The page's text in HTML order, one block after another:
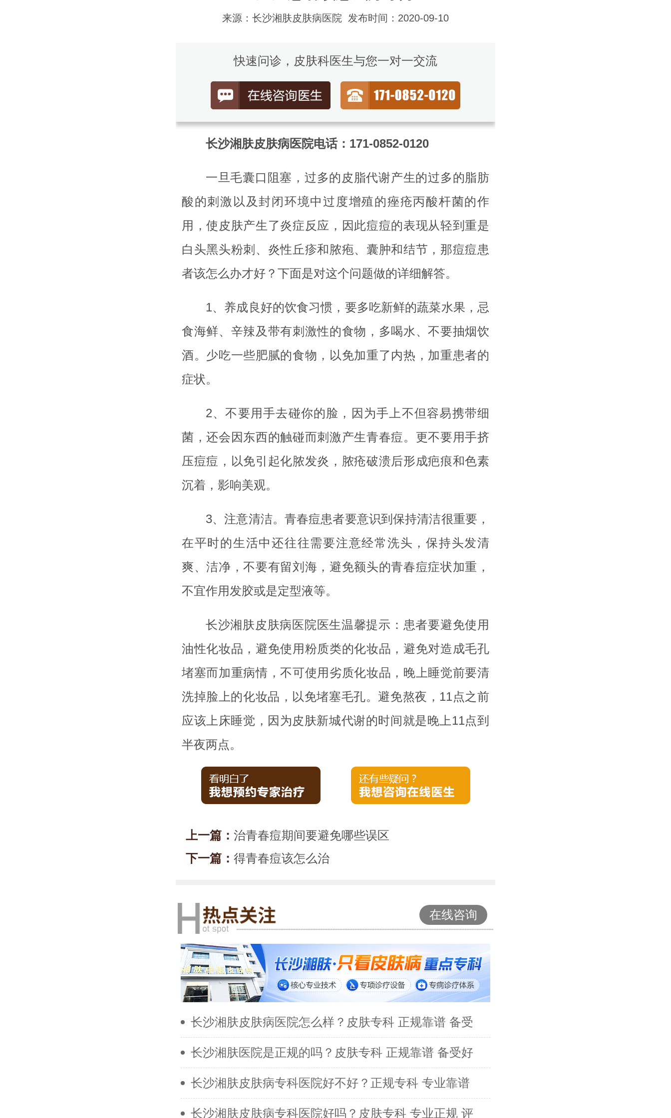
来源：长沙湘肤皮肤病医院 发布时间：2020-09-10
快速问诊，皮肤科医生与您一对一交流
长沙湘肤皮肤病医院电话：171-0852-0120
一旦毛囊口阻塞，过多的皮脂代谢产生的过多的脂肪
酸的刺激以及封闭环境中过度增殖的痤疮丙酸杆菌的作
用，使皮肤产生了炎症反应，因此痘痘的表现从轻到重是
白头黑头粉刺、炎性丘疹和脓疱、囊肿和结节，那痘痘患
者该怎么办才好？下面是对这个问题做的详细解答。
1、养成良好的饮食习惯，要多吃新鲜的蔬菜水果，忌
食海鲜、辛辣及带有刺激性的食物，多喝水、不要抽烟饮
酒。少吃一些肥腻的食物，以免加重了内热，加重患者的
症状。
2、不要用手去碰你的脸，因为手上不但容易携带细
菌，还会因东西的触碰而刺激产生青春痘。更不要用手挤
压痘痘，以免引起化脓发炎，脓疮破溃后形成疤痕和色素
沉着，影响美观。
3、注意清洁。青春痘患者要意识到保持清洁很重要，
在平时的生活中还往往需要注意经常洗头，保持头发清
爽、洁净，不要有留刘海，避免额头的青春痘症状加重，
不宜作用发胶或是定型液等。
长沙湘肤皮肤病医院医生温馨提示：患者要避免使用
油性化妆品，避免使用粉质类的化妆品，避免对造成毛孔
堵塞而加重病情，不可使用劣质化妆品，晚上睡觉前要清
洗掉脸上的化妆品，以免堵塞毛孔。避免熬夜，11点之前
应该上床睡觉，因为皮肤新城代谢的时间就是晚上11点到
半夜两点。
上一篇： 治青春痘期间要避免哪些误区
下一篇： 得青春痘该怎么治
在线咨询
长沙湘肤皮肤病医院怎么样？皮肤专科 正规靠谱 备受
长沙湘肤医院是正规的吗？皮肤专科 正规靠谱 备受好
长沙湘肤皮肤病专科医院好不好？正规专科 专业靠谱
长沙湘肤皮肤病专科医院好吗？皮肤专科 专业正规 评